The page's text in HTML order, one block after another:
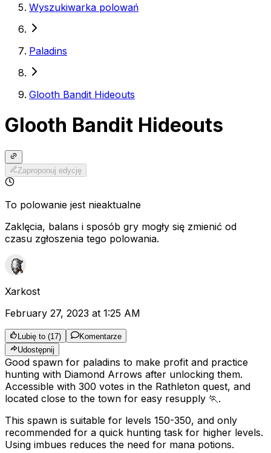
Wyszukiwarka polowań
Paladins
Glooth Bandit Hideouts
Glooth Bandit Hideouts
Zaproponuj edycję
To polowanie jest nieaktualne
Zaklęcia, balans i sposób gry mogły się zmienić od
czasu zgłoszenia tego polowania.
Xarkost
February 27, 2023 at 1:25 AM
Lubię to (17)
Komentarze
Udostępnij
Good spawn for paladins to make profit and practice
hunting with Diamond Arrows after unlocking them.
Accessible with 300 votes in the Rathleton quest, and
located close to the town for easy resupply 🏃.
This spawn is suitable for levels 150-350, and only
recommended for a quick hunting task for higher levels.
Using imbues reduces the need for mana potions.